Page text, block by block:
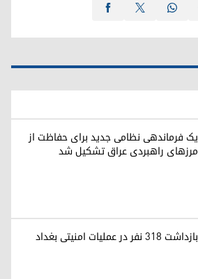
یک فرماندهی نظامی جدید برای حفاظت از
مرزهای راهبردی عراق تشکیل شد
بازداشت ۳۱۸ نفر در عملیات امنیتی بغداد